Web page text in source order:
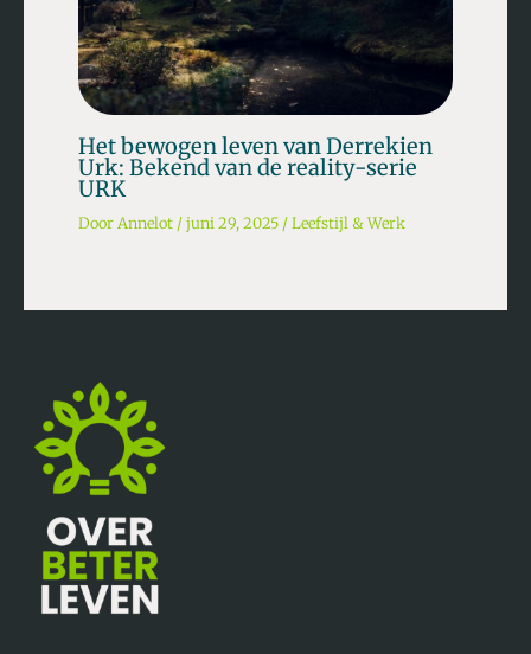
Het bewogen leven van Derrekien
Urk: Bekend van de reality-serie
URK
Door Annelot /juni 29, 2025 /Leefstijl & Werk